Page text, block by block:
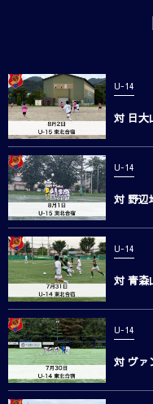
U-14
対 日大
U-14
対 野辺
U-14
対 青森
U-14
対 ヴァ